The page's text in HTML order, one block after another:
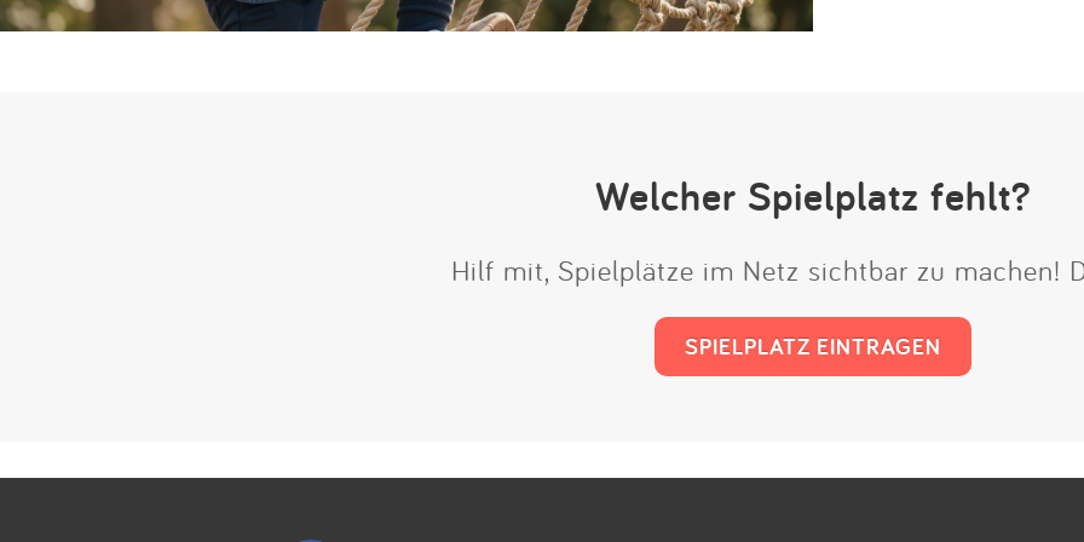
Welcher Spielplatz fehlt?
Hilf mit, Spielplätze im Netz sichtbar zu machen!
SPIELPLATZ EINTRAGEN